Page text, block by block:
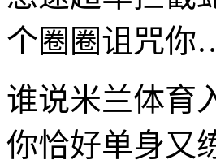
个圈圈诅咒你
谁说米兰体育
你恰好单身